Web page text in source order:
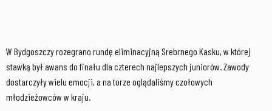
W Bydgoszczy rozegrano rundę eliminacyjną Srebrnego Kasku, w której
stawką był awans do finału dla czterech najlepszych juniorów. Zawody
dostarczyły wielu emocji, a na torze oglądaliśmy czołowych
młodzieżowców w kraju.